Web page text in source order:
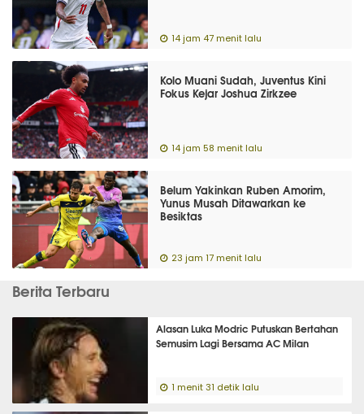
14 jam 47 menit lalu
Kolo Muani Sudah, Juventus Kini
Fokus Kejar Joshua Zirkzee
14 jam 58 menit lalu
Belum Yakinkan Ruben Amorim,
Yunus Musah Ditawarkan ke
Besiktas
23 jam 17 menit lalu
Berita Terbaru
Alasan Luka Modric Putuskan Bertahan
Semusim Lagi Bersama AC Milan
1 menit 31 detik lalu